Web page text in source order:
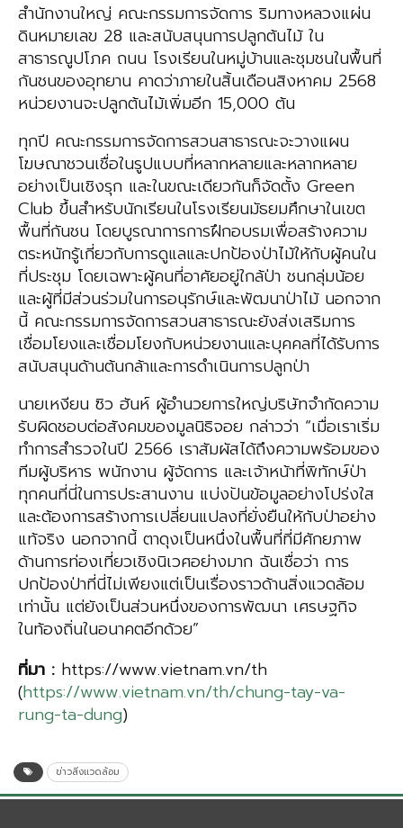
สำนักงานใหญ่ คณะกรรมการจัดการ ริมทางหลวงแผ่น
ดินหมายเลข 28 และสนับสนุนการปลูกต้นไม้ ใน
สาธารณูปโภค ถนน โรงเรียนในหมู่บ้านและชุมชนในพื้นที่
กันชนของอุทยาน คาดว่าภายในสิ้นเดือนสิงหาคม 2568
หน่วยงานจะปลูกต้นไม้เพิ่มอีก 15,000 ต้น
ทุกปี คณะกรรมการจัดการสวนสาธารณะจะวางแผน
โฆษณาชวนเชื่อในรูปแบบที่หลากหลายและหลากหลาย
อย่างเป็นเชิงรุก และในขณะเดียวกันก็จัดตั้ง Green
Club ขึ้นสำหรับนักเรียนในโรงเรียนมัธยมศึกษาในเขต
พื้นที่กันชน โดยบูรณาการการฝึกอบรมเพื่อสร้างความ
ตระหนักรู้เกี่ยวกับการดูแลและปกป้องป่าไม้ให้กับผู้คนใน
ที่ประชุม โดยเฉพาะผู้คนที่อาศัยอยู่ใกล้ป่า ชนกลุ่มน้อย
และผู้ที่มีส่วนร่วมในการอนุรักษ์และพัฒนาป่าไม้ นอกจาก
นี้ คณะกรรมการจัดการสวนสาธารณะยังส่งเสริมการ
เชื่อมโยงและเชื่อมโยงกับหน่วยงานและบุคคลที่ได้รับการ
สนับสนุนด้านต้นกล้าและการดำเนินการปลูกป่า
นายเหงียน ซิว ฮันห์ ผู้อำนวยการใหญ่บริษัทจำกัดความ
รับผิดชอบต่อสังคมของมูลนิธิจอย กล่าวว่า “เมื่อเราเริ่ม
ทำการสำรวจในปี 2566 เราสัมผัสได้ถึงความพร้อมของ
ทีมผู้บริหาร พนักงาน ผู้จัดการ และเจ้าหน้าที่พิทักษ์ป่า
ทุกคนที่นี่ในการประสานงาน แบ่งปันข้อมูลอย่างโปร่งใส
และต้องการสร้างการเปลี่ยนแปลงที่ยั่งยืนให้กับป่าอย่าง
แท้จริง นอกจากนี้ ตาดุงเป็นหนึ่งในพื้นที่ที่มีศักยภาพ
ด้านการท่องเที่ยวเชิงนิเวศอย่างมาก ฉันเชื่อว่า การ
ปกป้องป่าที่นี่ไม่เพียงแต่เป็นเรื่องราวด้านสิ่งแวดล้อม
เท่านั้น แต่ยังเป็นส่วนหนึ่งของการพัฒนา เศรษฐกิจ
ในท้องถิ่นในอนาคตอีกด้วย”
ที่มา : https://www.vietnam.vn/th
(https://www.vietnam.vn/th/chung-tay-va-
rung-ta-dung)
ข่าวสิ่งแวดล้อม